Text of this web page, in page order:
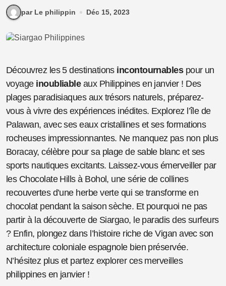
par Le philippin Déc 15, 2023
Découvrez les 5 destinations incontournablespour un
voyage inoubliableaux Philippines en janvier ! Des
plages paradisiaques aux trésors naturels, préparez-
vous à vivre des expériences inédites. Explorez l’île de
Palawan, avec ses eaux cristallines et ses formations
rocheuses impressionnantes. Ne manquez pas non plus
Boracay, célèbre pour sa plage de sable blanc et ses
sports nautiques excitants. Laissez-vous émerveiller par
les Chocolate Hills à Bohol, une série de collines
recouvertes d’une herbe verte qui se transforme en
chocolat pendant la saison sèche. Et pourquoi ne pas
partir à la découverte de Siargao, le paradis des surfeurs
? Enfin, plongez dans l’histoire riche de Vigan avec son
architecture coloniale espagnole bien préservée.
N’hésitez plus et partez explorer ces merveilles
philippines en janvier !